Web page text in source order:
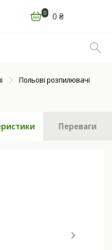
0 0 ₴
Польові розпилювачі
Переваги